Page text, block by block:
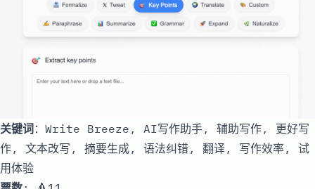
关键词：Write Breeze, AI写作助手, 辅助写作, 更好写
作, 文本改写, 摘要生成, 语法纠错, 翻译, 写作效率, 试
用体验